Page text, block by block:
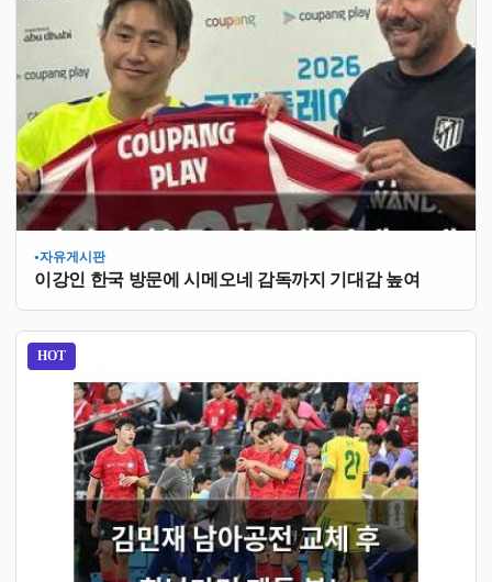
●자유게시판
이강인 한국 방문에 시메오네 감독까지 기대감 높여
HOT